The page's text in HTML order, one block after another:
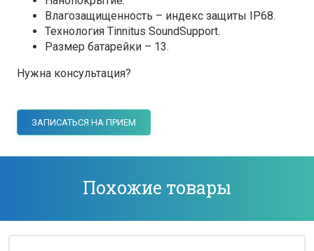
Влагозащищенность – индекс защиты IP68.
Технология Tinnitus SoundSupport.
Размер батарейки – 13.
Нужна консультация?
ЗАПИСАТЬСЯ НА ПРИЕМ
Похожие товары